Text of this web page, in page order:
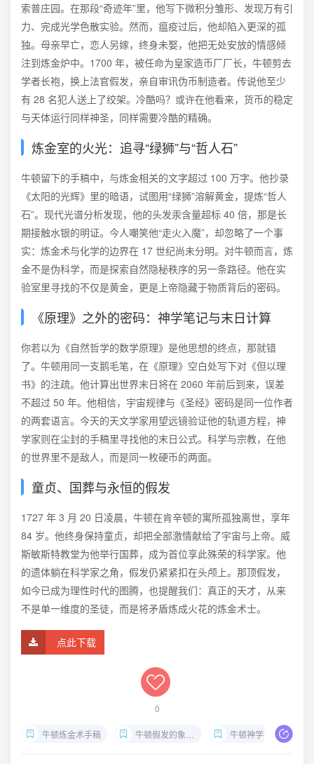
索普庄园。在那段“奇迹年”里，他写下微积分雏形、发现万有引
力、完成光学色散实验。然而，瘟疫过后，他却陷入更深的孤
独。母亲早亡，恋人另嫁，终身未娶，他把无处安放的情感倾
注到炼金炉中。1700 年，被任命为皇家造币厂厂长，牛顿剪去
学者长袍，换上法官假发，亲自审讯伪币制造者。传说他至少
有 28 名犯人送上了绞架。冷酷吗？或许在他看来，货币的稳定
与天体运行同样神圣，同样需要冷酷的精确。
炼金室的火光：追寻“绿狮”与“哲人石”
牛顿留下的手稿中，与炼金相关的文字超过 100 万字。他抄录
《太阳的光辉》里的暗语，试图用“绿狮”溶解黄金，提炼“哲人
石”。现代光谱分析发现，他的头发汞含量超标 40 倍，那是长
期接触水银的明证。今人嘲笑他“走火入魔”，却忽略了一个事
实：炼金术与化学的边界在 17 世纪尚未分明。对牛顿而言，炼
金不是伪科学，而是探索自然隐秘秩序的另一条路径。他在实
验室里寻找的不仅是黄金，更是上帝隐藏于物质背后的密码。
《原理》之外的密码：神学笔记与末日计算
你若以为《自然哲学的数学原理》是他思想的终点，那就错
了。牛顿用同一支鹅毛笔，在《原理》空白处写下对《但以理
书》的注疏。他计算出世界末日将在 2060 年前后到来，误差
不超过 50 年。他相信，宇宙规律与《圣经》密码是同一位作者
的两套语言。今天的天文学家用望远镜验证他的轨道方程，神
学家则在尘封的手稿里寻找他的末日公式。科学与宗教，在他
的世界里不是敌人，而是同一枚硬币的两面。
童贞、国葬与永恒的假发
1727 年 3 月 20 日凌晨，牛顿在肯辛顿的寓所孤独离世，享年
84 岁。他终身保持童贞，却把全部激情献给了宇宙与上帝。威
斯敏斯特教堂为他举行国葬，成为首位享此殊荣的科学家。他
的遗体躺在科学家之角，假发仍紧紧扣在头颅上。那顶假发，
如今已成为理性时代的图腾，也提醒我们：真正的天才，从来
不是单一维度的圣徒，而是将矛盾炼成火花的炼金术士。
点此下载
0
牛顿炼金术手稿 牛顿假发的象征意义 牛顿神学研究内容